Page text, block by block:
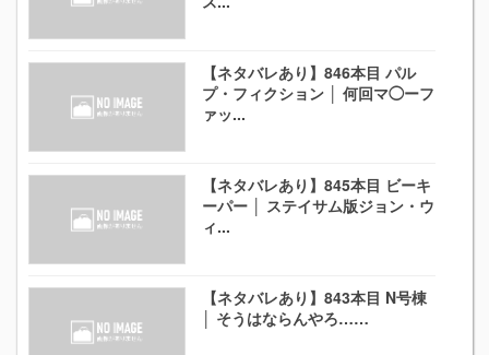
【ネタバレあり】846本目 パル
プ・フィクション │ 何回マ◯ーフ
ァッ...
【ネタバレあり】845本目 ビーキ
ーパー │ ステイサム版ジョン・ウ
ィ...
【ネタバレあり】843本目 N号棟
│ そうはならんやろ……